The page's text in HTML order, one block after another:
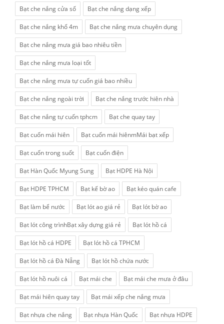
Bạt che nắng cửa sổ Bạt che nắng dạng xếp
Bạt che nắng khổ 4m Bạt che nắng mưa chuyên dụng
Bạt che nắng mưa giá bao nhiêu tiền
Bạt che nắng mưa loại tốt
Bạt che nắng mưa tự cuốn giá bao nhiều
Bạt che nắng ngoài trời Bạt che nắng trước hiên nhà
Bạt che nắng tự cuốn tphcm Bạt che quay tay
Bạt cuốn mái hiên Bạt cuốn mái hiênmMái bạt xếp
Bạt cuốn trong suốt Bạt cuốn điện
Bạt Hàn Quốc Myung Sung Bạt HDPE Hà Nội
Bạt HDPE TPHCM Bạt kế bờ ao Bạt kéo quán cafe
Bạt làm bể nước Bạt lót ao giá rẻ Bạt lót bờ ao
Bạt lót công trìnhBạt xây dựng giá rẻ Bạt lót hồ cá
Bạt lót hồ cá HDPE Bạt lót hồ cá TPHCM
Bạt lót hồ cá Đà Nẵng Bạt lót hồ chứa nước
Bạt lót hồ nuôi cá Bạt mái che Bạt mái che mưa ở đâu
Bạt mái hiên quay tay Bạt mái xếp che nắng mưa
Bạt nhựa che nắng Bạt nhựa Hàn Quốc Bạt nhựa HDPE